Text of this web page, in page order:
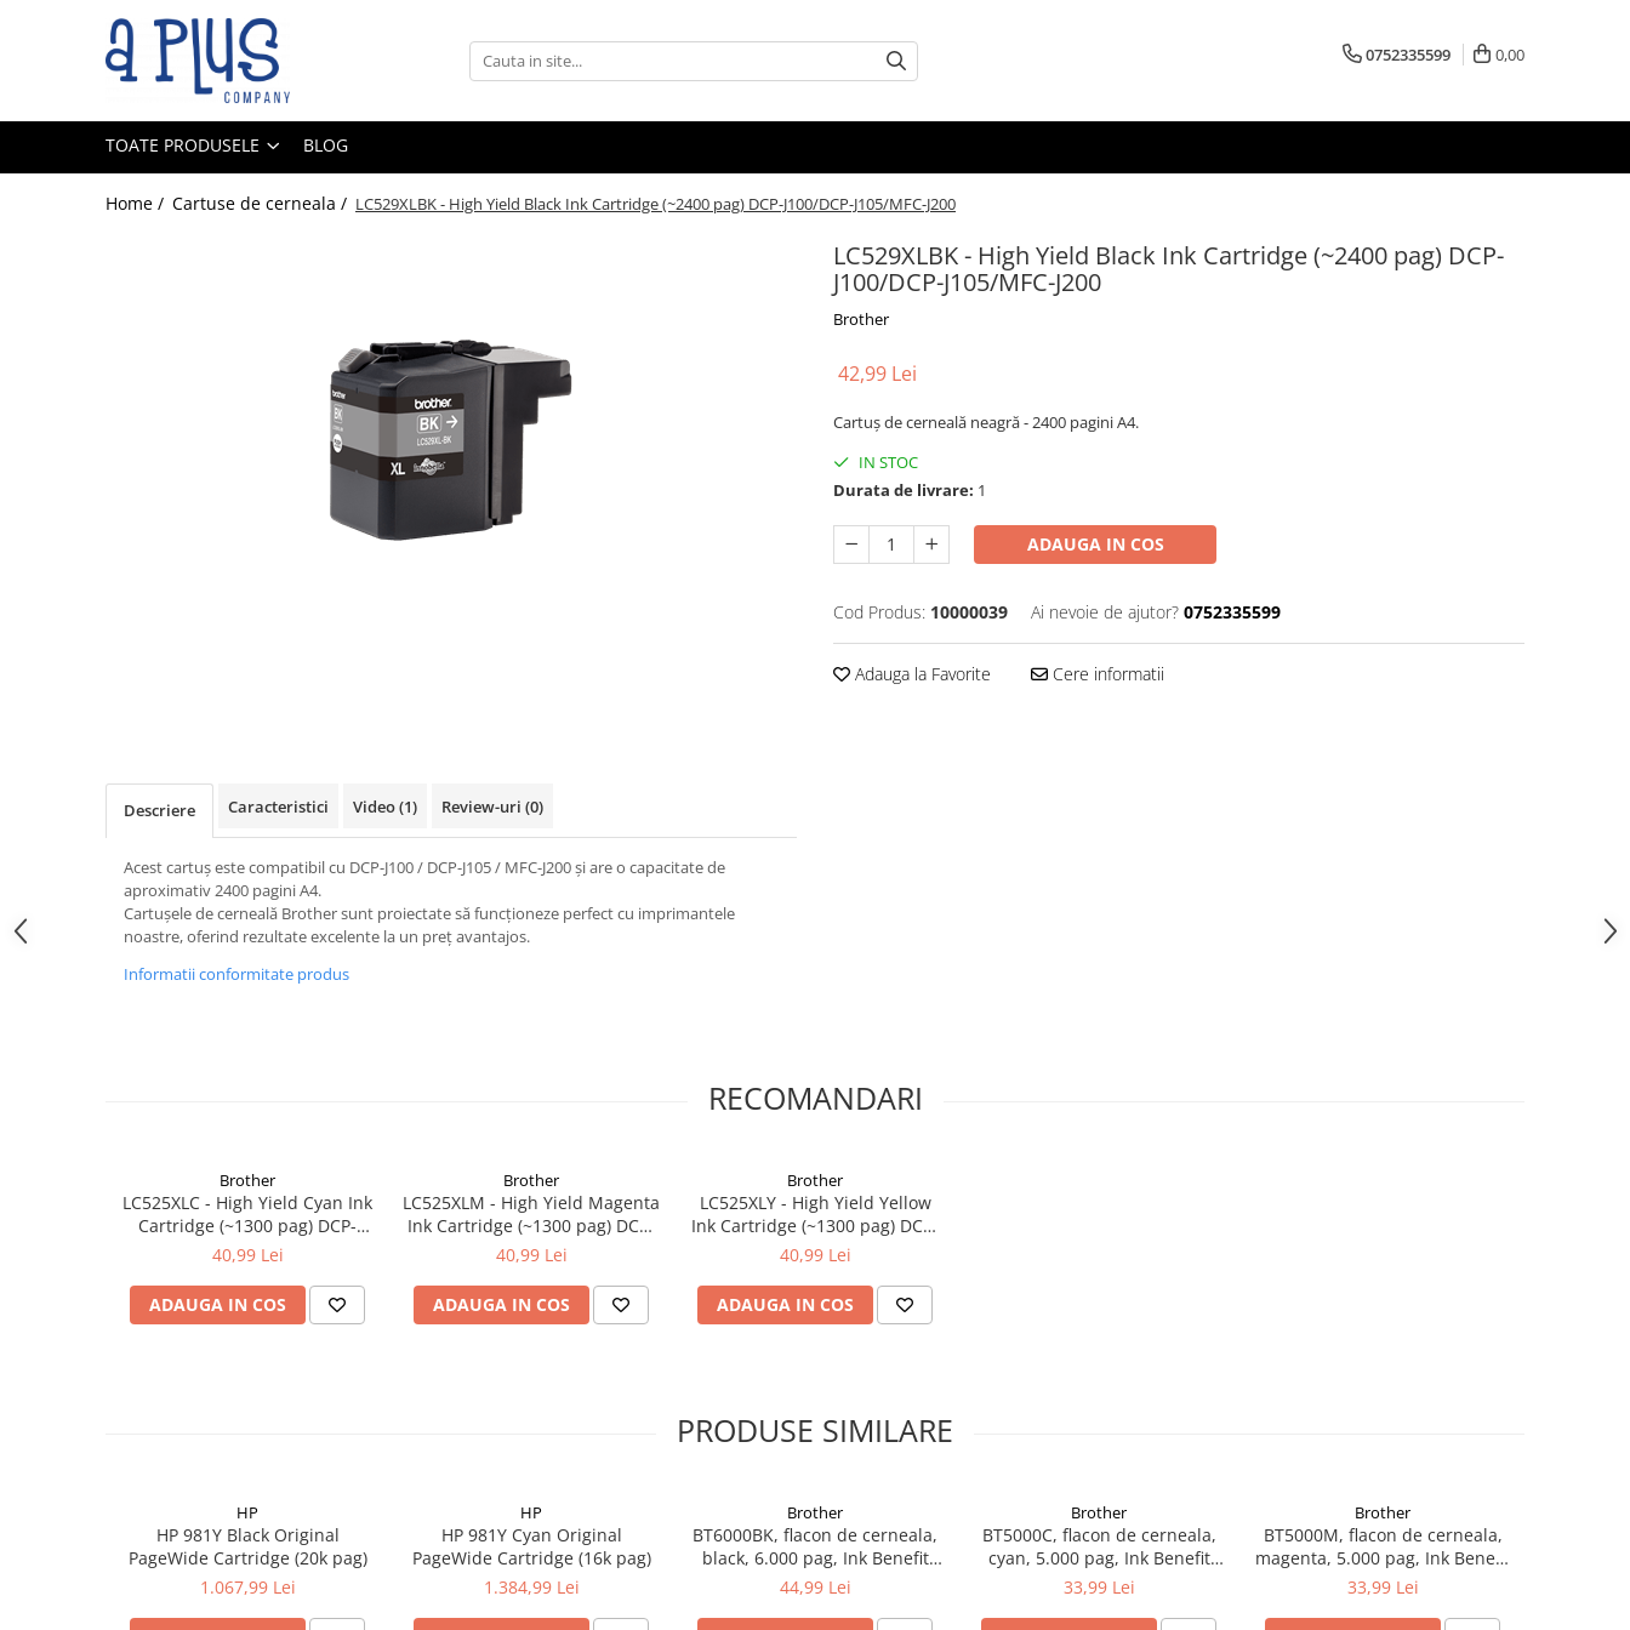
Toate Produsele
Cartuse toner
0752335599 0,00
TOATE PRODUSELE BLOG
Home / Cartuse de cerneala / LC529XLBK - High Yield Black Ink Cartridge (~2400 pag) DCP-J100/DCP-J105/MFC-J200
LC529XLBK - High Yield Black Ink Cartridge (~2400 pag) DCP-
J100/DCP-J105/MFC-J200
Brother
42,99 Lei
Cartuș de cerneală neagră - 2400 pagini A4.
IN STOC
Durata de livrare: 1
ADAUGA IN COS
Cod Produs: 10000039 Ai nevoie de ajutor? 0752335599
Adauga la Favorite Cere informatii
Descriere Caracteristici Video(1) Review-uri (0)
Acest cartuș este compatibil cu DCP-J100 / DCP-J105 / MFC-J200 și are o capacitate de
aproximativ 2400 pagini A4.
Cartușele de cerneală Brother sunt proiectate să funcționeze perfect cu imprimantele
noastre, oferind rezultate excelente la un preț avantajos.
Informatii conformitate produs
RECOMANDARI
Brother
LC525XLC - High Yield Cyan Ink
Cartridge (~1300 pag) DCP-
J100/DCP-J105/MFC-J200
40,99 Lei
ADAUGA IN COS
Brother
LC525XLM - High Yield Magenta
Ink Cartridge (~1300 pag) DCP-
J100/DCP-J105/MFC-J200
40,99 Lei
ADAUGA IN COS
Brother
LC525XLY - High Yield Yellow
Ink Cartridge (~1300 pag) DCP-
J100/DCP-J105/MFC-J200
40,99 Lei
ADAUGA IN COS
PRODUSE SIMILARE
HP
HP 981Y Black Original
PageWide Cartridge (20k pag)
1.067,99 Lei
HP
HP 981Y Cyan Original
PageWide Cartridge (16k pag)
1.384,99 Lei
Brother
BT6000BK, flacon de cerneala,
black, 6.000 pag, Ink Benefit
DCP-T300/T500W/T700W
44,99 Lei
Brother
BT5000C, flacon de cerneala,
cyan, 5.000 pag, Ink Benefit
DCP-T300/T500W/T700W
33,99 Lei
Brother
BT5000M, flacon de cerneala,
magenta, 5.000 pag, Ink Benefit
DCP-T300/T500W/T700W
33,99 Lei